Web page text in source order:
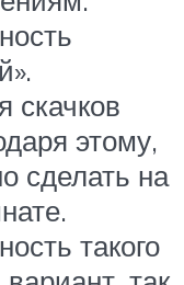
скачков
этому,
сделать на
такого